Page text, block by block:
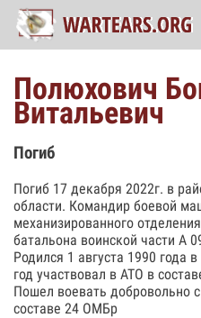
Полюхович
Витальевич
Погиб
Погиб 17 декабря 2022г. в
области. Командир боевой
механизированного
батальона воинской части А
Родился 1 августа 1990 года
год участвовал в АТО в
Пошел воевать добровольно
составе 24 ОМБр